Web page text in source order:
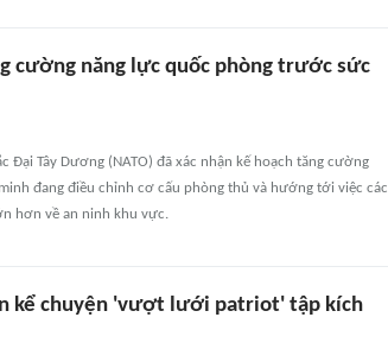
cường năng lực quốc phòng trước sức
Đại Tây Dương (NATO) đã xác nhận kế hoạch tăng cường
đang điều chỉnh cơ cấu phòng thủ và hướng tới việc các
hơn về an ninh khu vực.
kể chuyện 'vượt lưới patriot' tập kích